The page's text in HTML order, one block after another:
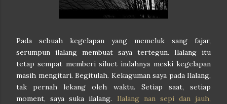
Pada sebuah kegelapan yang memeluk sang fajar,
serumpun ilalang membuat saya tertegun. Ilalang itu
tetap sempat memberi siluet indahnya meski kegelapan
masih mengitari. Begitulah. Kekaguman saya pada Ilalang,
tak pernah lekang oleh waktu. Setiap saat, setiap
moment, saya suka ilalang. Ilalang nan sepi dan jauh,